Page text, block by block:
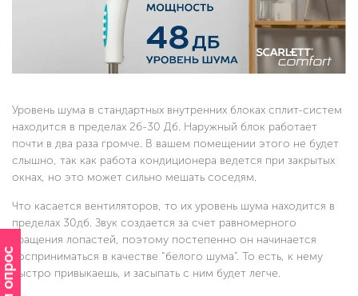
Уровень шума в стандартных внутренних блоках сплит-систем
находится в пределах 26-30 Дб. Наружный блок работает
почти в два раза громче. В вашем помещении этого не будет
слышно, так как работа кондиционера ведется при закрытых
окнах, но это может сильно мешать соседям.
Что касается вентиляторов, то их уровень шума находится в
пределах 30дб. Звук создается за счет равномерного
вращения лопастей, поэтому постепенно он начинается
восприниматься в качестве “белого шума”. То есть, к нему
быстро привыкаешь, и засыпать с ним будет легче.